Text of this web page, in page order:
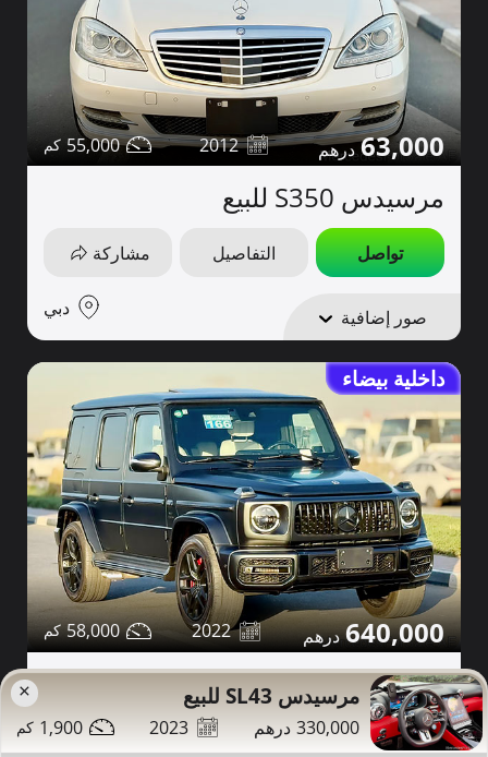
63,000
2012
55,000
مرسيدس S350 للبيع
تواصل التفاصيل مشاركة
صور إضافية دبي
داخلية بيضاء
640,000
2022
58,000
مرسيدس G63 للبيع
تواصل التفاصيل مشاركة
× مرسيدس SL43 للبيع
330,000
2023
1,900